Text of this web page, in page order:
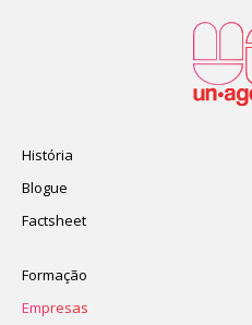
História
Blogue
Factsheet
Formação
Empresas